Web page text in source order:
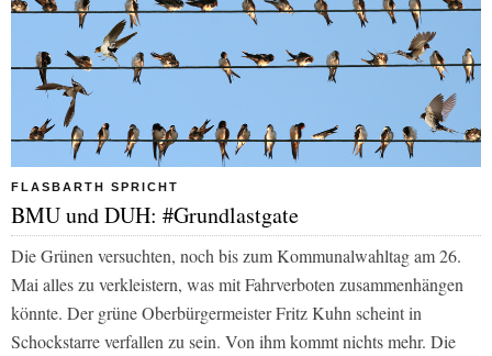
FLASBARTH SPRICHT
BMU und DUH: #Grundlastgate
Die Grünen versuchten, noch bis zum Kommunalwahltag am 26.
Mai alles zu verkleistern, was mit Fahrverboten zusammenhängen
könnte. Der grüne Oberbürgermeister Fritz Kuhn scheint in
Schockstarre verfallen zu sein. Von ihm kommt nichts mehr. Die